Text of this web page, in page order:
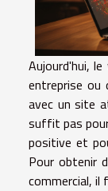
Aujourd'hui,
entreprise ou
avec un site
suffit pas
positive et
Pour obtenir
commercial, il